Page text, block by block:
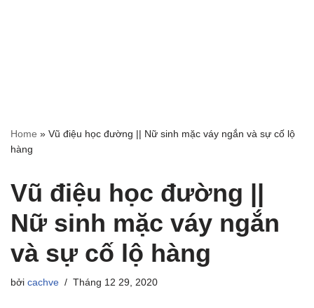
Home » Vũ điệu học đường || Nữ sinh mặc váy ngắn và sự cố lộ
hàng
Vũ điệu học đường ||
Nữ sinh mặc váy ngắn
và sự cố lộ hàng
bởi cachve Tháng 12 29, 2020